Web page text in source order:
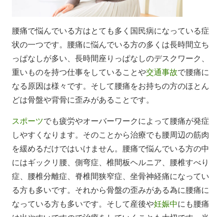
腰痛で悩んでいる方はとても多く国民病になっている症
状の一つです。 腰痛に悩んでいる方の多くは長時間立ち
っぱなしが多い、長時間座りっぱなしのデスクワーク、
重いものを持つ仕事をしていることや交通事故で腰痛に
なる原因は様々です。そして腰痛をお持ちの方のほとん
どは骨盤や背骨に歪みがあることです。
スポーツでも疲労やオーバーワークによって腰痛が発症
しやすくなります。そのことから治療でも腰周辺の筋肉
を緩めるだけではいけません。腰痛で悩んでいる方の中
にはギックリ腰、側弯症、椎間板ヘルニア、腰椎すべり
症、腰椎分離症、脊椎間狭窄症、坐骨神経痛になってい
る方も多いです。それから骨盤の歪みがある為に腰痛に
なっている方も多いです。そして産後や妊娠中にも腰痛